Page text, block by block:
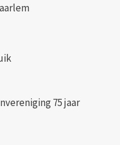
75 jaar